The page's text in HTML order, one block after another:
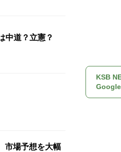
道？立憲？
場予想を大幅
KSB
Google